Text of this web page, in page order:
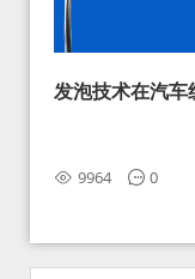
发泡技术在汽车
9964 0